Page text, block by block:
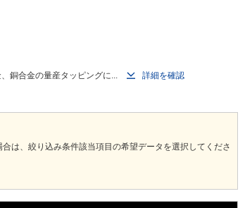
銅合金の量産タッピングに...
詳細を確認
は、絞り込み条件該当項目の希望データを選択してくださ